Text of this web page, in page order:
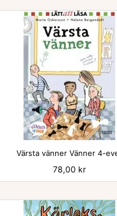

Värsta vänner Vänner 4-
Pris
78,00 kr